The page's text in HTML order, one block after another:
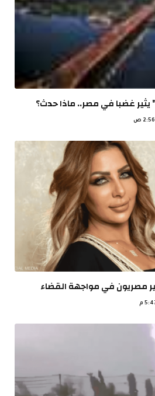
يثير غضبا في مصر.. ماذا حدث؟
مصريون في مواجهة القضاء